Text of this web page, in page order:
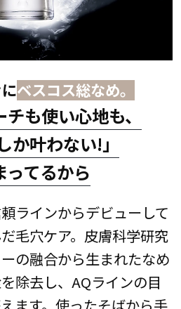
ベスコス総なめ。
も使い心地も、
か叶わない!」
ってるから
ラインからデビューして
毛穴ケア。皮膚科学研究
の融合から生まれたなめ
除去し、AQラインの目
ます。使ったそばから手